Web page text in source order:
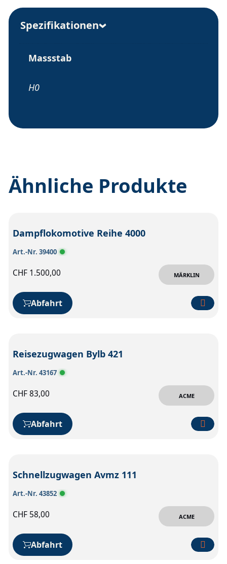
Spezifikationen
Massstab
H0
Ähnliche Produkte
Dampflokomotive Reihe 4000
Art.-Nr. 39400
CHF 1.500,00 MÄRKLIN
Abfahrt
Reisezugwagen Bylb 421
Art.-Nr. 43167
CHF83,00 ACME
Abfahrt
Schnellzugwagen Avmz 111
Art.-Nr. 43852
CHF 58,00 ACME
Abfahrt